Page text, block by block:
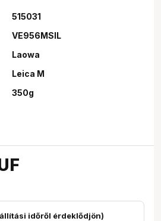
515031
VE956MSIL
Laowa
Leica M
350g
időről érdeklődjön)